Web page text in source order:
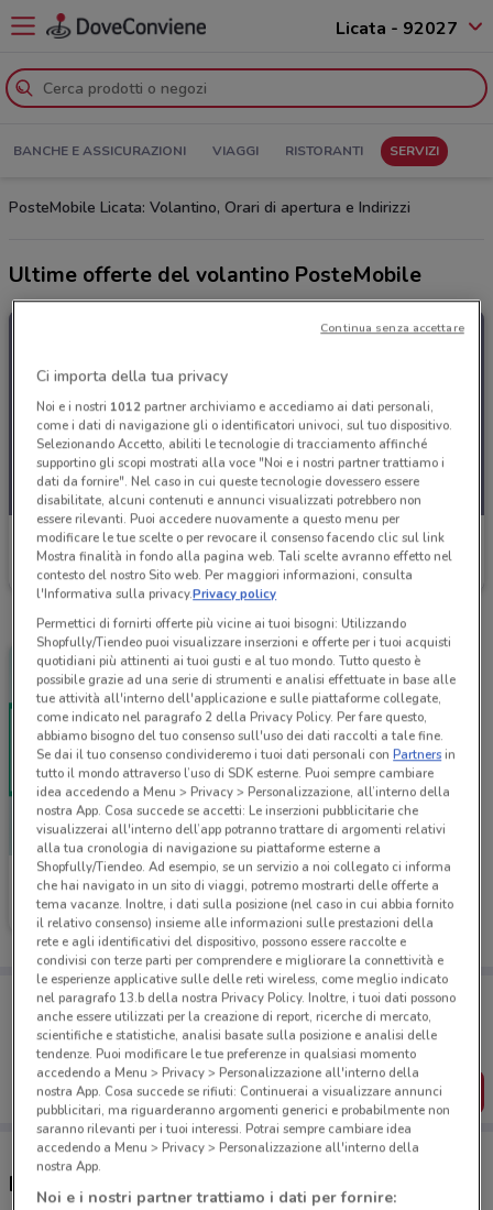
Licata - 92027
BANCHE E ASSICURAZIONI VIAGGI RISTORANTI SERVIZI
PosteMobile Licata: Volantino, Orari di apertura e Indirizzi
Ultime offerte del volantino PosteMobile
PosteMobile
Scade il 17/08
PosteMobile
Scade il 05/09 168 m
Porta DoveConviene sempre con te!
Puoi trovare le migliori offerte dei negozi vicino a te,
salvarle e creare la tua lista del risparmio, comodamente
dal tuo cellulare.
SCARICA L’APP
Negozi PosteMobile a Licata
Ci importa della tua privacy
Noi e i nostri 1012partner archiviamo e accediamo ai dati personali,
come i dati di navigazione gli o identificatori univoci, sul tuo dispositivo.
Selezionando Accetto, abiliti le tecnologie di tracciamento affinché
supportino gli scopi mostrati alla voce "Noi e i nostri partner trattiamo i
dati da fornire". Nel caso in cui queste tecnologie dovessero essere
disabilitate, alcuni contenuti e annunci visualizzati potrebbero non
essere rilevanti. Puoi accedere nuovamente a questo menu per
modificare le tue scelte o per revocare il consenso facendo clic sul link
Mostra finalità in fondo alla pagina web. Tali scelte avranno effetto nel
contesto del nostro Sito web. Per maggiori informazioni, consulta
l'Informativa sulla privacy.Privacy policy
Permettici di fornirti offerte più vicine ai tuoi bisogni: Utilizzando
Shopfully/Tiendeo puoi visualizzare inserzioni e offerte per i tuoi acquisti
quotidiani più attinenti ai tuoi gusti e al tuo mondo. Tutto questo è
possibile grazie ad una serie di strumenti e analisi effettuate in base alle
tue attività all'interno dell'applicazione e sulle piattaforme collegate,
come indicato nel paragrafo 2 della Privacy Policy. Per fare questo,
abbiamo bisogno del tuo consenso sull'uso dei dati raccolti a tale fine.
Se dai il tuo consenso condivideremo i tuoi dati personali conPartnersin
tutto il mondo attraverso l’uso di SDK esterne. Puoi sempre cambiare
idea accedendo a Menu > Privacy > Personalizzazione, all’interno della
nostra App. Cosa succede se accetti: Le inserzioni pubblicitarie che
visualizzerai all'interno dell’app potranno trattare di argomenti relativi
alla tua cronologia di navigazione su piattaforme esterne a
Shopfully/Tiendeo. Ad esempio, se un servizio a noi collegato ci informa
che hai navigato in un sito di viaggi, potremo mostrarti delle offerte a
tema vacanze. Inoltre, i dati sulla posizione (nel caso in cui abbia fornito
il relativo consenso) insieme alle informazioni sulle prestazioni della
rete e agli identificativi del dispositivo, possono essere raccolte e
condivisi con terze parti per comprendere e migliorare la connettività e
le esperienze applicative sulle delle reti wireless, come meglio indicato
nel paragrafo 13.b della nostra Privacy Policy. Inoltre, i tuoi dati possono
anche essere utilizzati per la creazione di report, ricerche di mercato,
scientifiche e statistiche, analisi basate sulla posizione e analisi delle
tendenze. Puoi modificare le tue preferenze in qualsiasi momento
accedendo a Menu > Privacy > Personalizzazione all'interno della
nostra App. Cosa succede se rifiuti: Continuerai a visualizzare annunci
pubblicitari, ma riguarderanno argomenti generici e probabilmente non
saranno rilevanti per i tuoi interessi. Potrai sempre cambiare idea
accedendo a Menu > Privacy > Personalizzazione all'interno della
nostra App.
Noi e i nostri partner trattiamo i dati per fornire:
Continua senza accettare